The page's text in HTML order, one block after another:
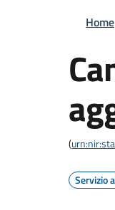
Home
(
Servizio